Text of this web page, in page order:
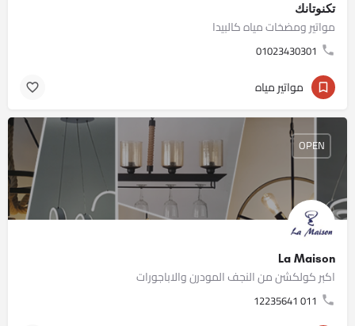
تكنوتانك
مواتير ومضخات مياه كالبيدا
01023430301
مواتير مياه
La Maison
اكبر كولكشن من النجف المودرن والاباجورات
011 12235641
OPEN